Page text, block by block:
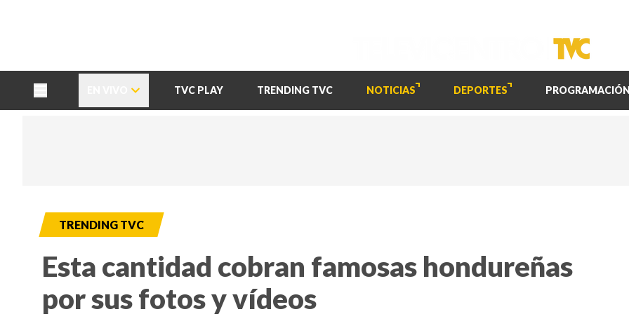
TVC PLAY TRENDING TVC NOTICIAS DEPORTES PROGRAMACIÓN
TRENDING TVC
Esta cantidad cobran famosas hondureñas
por sus fotos y vídeos